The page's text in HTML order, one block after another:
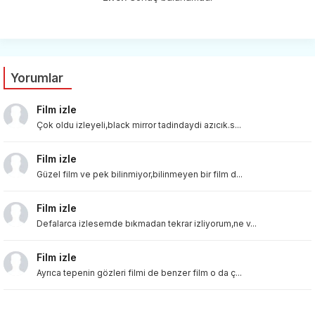
Yorumlar
Film izle
Çok oldu izleyeli,black mirror tadindaydi azıcık.s...
Film izle
Güzel film ve pek bilinmiyor,bilinmeyen bir film d...
Film izle
Defalarca izlesemde bıkmadan tekrar izliyorum,ne v...
Film izle
Ayrıca tepenin gözleri filmi de benzer film o da ç...